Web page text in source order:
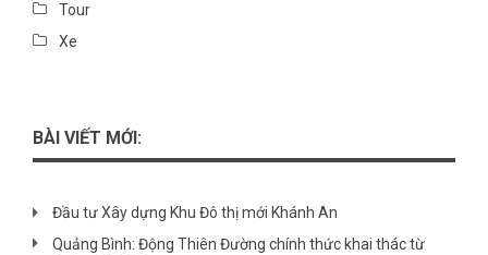
Tour
Xe
BÀI VIẾT MỚI:
Đầu tư Xây dựng Khu Đô thị mới Khánh An
Quảng Bình: Động Thiên Đường chính thức khai thác từ